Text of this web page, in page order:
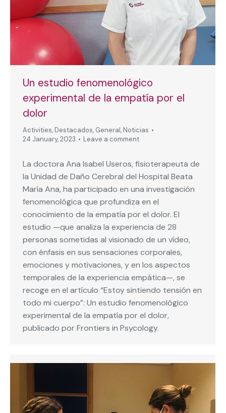
Un estudio fenomenológico
experimental de la empatía por el
dolor
Activities, Destacados, General, Noticias
24 January, 2023
Leave a comment
La doctora Ana Isabel Useros, fisioterapeuta de
la Unidad de Daño Cerebral del Hospital Beata
María Ana, ha participado en una investigación
fenomenológica que profundiza en el
conocimiento de la empatía por el dolor. El
estudio —que analiza la experiencia de 28
personas sometidas al visionado de un vídeo,
con énfasis en sus sensaciones corporales,
emociones y motivaciones, y en los aspectos
temporales de la experiencia empática—, se
recoge en el artículo “Estoy sintiendo tensión en
todo mi cuerpo”: Un estudio fenomenológico
experimental de la empatía por el dolor,
publicado por Frontiers in Psycology.